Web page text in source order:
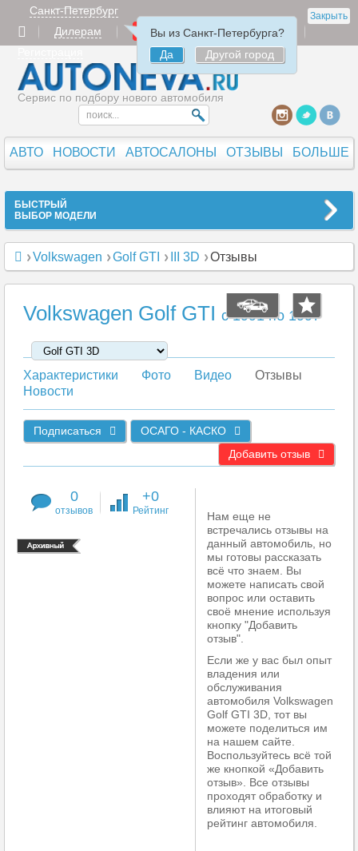
Закрыть
Санкт-Петербург
Вы из Санкт-Петербурга?
Да
Другой город
Дилерам Продать
Авторизация
Сервис по подбору нового автомобиля
АВТО НОВОСТИ АВТОСАЛОНЫ ОТЗЫВЫ БОЛЬШЕ
БЫСТРЫЙ
ВЫБОР МОДЕЛИ
Volkswagen Golf GTI III 3D Отзывы
Volkswagen Golf GTI c 1991 по 1997
Характеристики Фото Видео
Отзывы
Новости
Подписаться
ОСАГО - КАСКО
Добавить отзыв
0
отзывов
+0
Рейтинг
Нам еще не
встречались отзывы на
данный автомобиль, но
мы готовы рассказать
всё что знаем. Вы
можете написать свой
вопрос или оставить
своё мнение используя
кнопку "Добавить
отзыв".
Если же у вас был опыт
владения или
обслуживания
автомобиля Volkswagen
Golf GTI 3D, тот вы
можете поделиться им
на нашем сайте.
Воспользуйтесь всё той
же кнопкой «Добавить
отзыв». Все отзывы
проходят обработку и
влияют на итоговый
рейтинг автомобиля.